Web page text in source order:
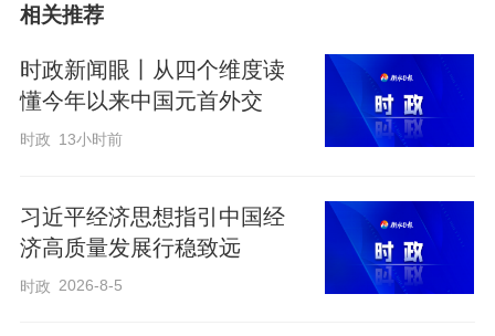
解惑等形式，向过往群众普及《水法》
《地下水管理条例》《衡水市节约用水条
例》等法律法规，讲解节水小知识、小妙
招，累计发放各类宣传手册、节水海报等
观念走进群众生活。
28日下午，区水利局携手首创集团冀州中
相关推荐
时政新闻眼丨从四个维度读
懂今年以来中国元首外交
时政 13小时前
习近平经济思想指引中国经
济高质量发展行稳致远
时政 2026-8-5